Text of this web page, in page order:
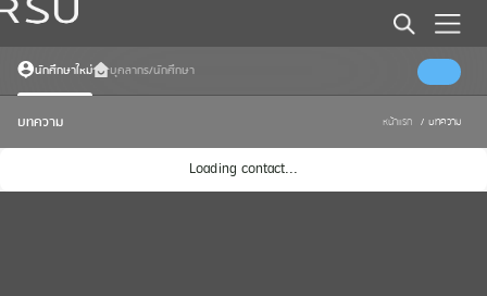
นักศึกษาใหม่ บุคลากร/นักศึกษา
บทความ หน้าแรก / บทความ
Loading contact...